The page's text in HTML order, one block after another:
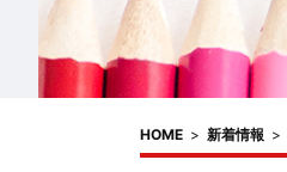
HOME > 新着情報 >